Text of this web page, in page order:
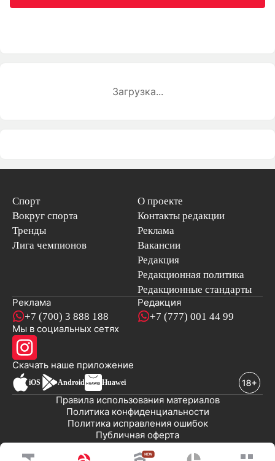
Загрузка...
Спорт
Вокруг спорта
Тренды
Лига чемпионов
О проекте
Контакты редакции
Реклама
Вакансии
Редакция
Редакционная политика
Редакционные стандарты
Реклама
+7 (700) 3 888 188
Редакция
+7 (777) 001 44 99
Мы в социальных сетях
Скачать наше приложениеновостей
iOS Android Huawei
Публичная оферта
Политика исправления ошибок
Политика конфиденциальности
Правила использования материалов